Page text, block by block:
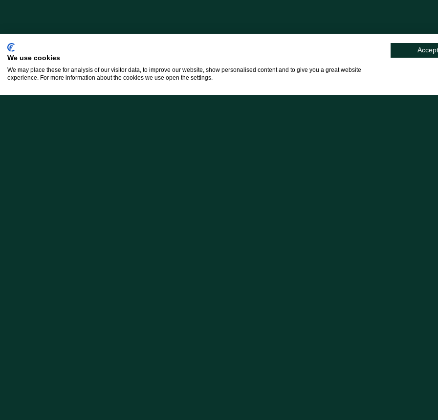
We use cookies
We may place these for analysis of our visitor data, to improve our website, show personalised content and to give you a great website
experience. For more information about the cookies we use open the settings.
Accept